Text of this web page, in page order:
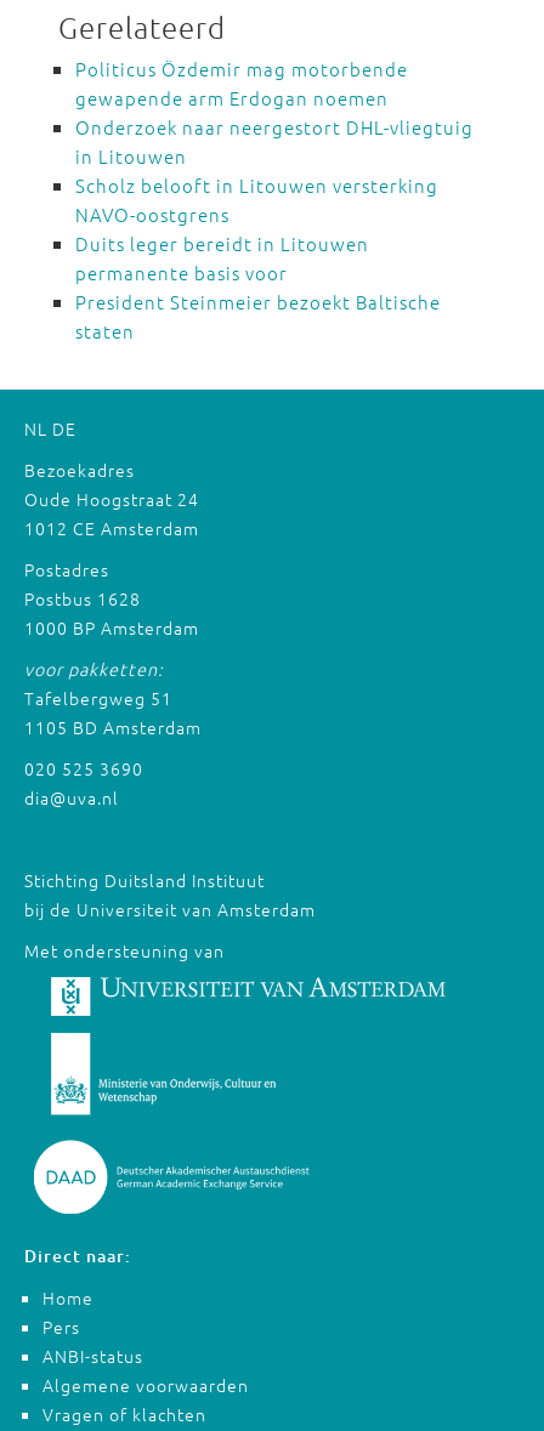
Gerelateerd
Politicus Özdemir mag motorbende
gewapende arm Erdogan noemen
Onderzoek naar neergestort DHL-vliegtuig
in Litouwen
Scholz belooft in Litouwen versterking
NAVO-oostgrens
Duits leger bereidt in Litouwen
permanente basis voor
President Steinmeier bezoekt Baltische
staten
NL DE
Bezoekadres
Oude Hoogstraat 24
1012 CE Amsterdam
Postadres
Postbus 1628
1000 BP Amsterdam
voor pakketten:
Tafelbergweg 51
1105 BD Amsterdam
020 525 3690
dia@uva.nl
Stichting Duitsland Instituut
bij de Universiteit van Amsterdam
Met ondersteuning van
Direct naar:
Home
Pers
ANBI-status
Algemene voorwaarden
Vragen of klachten